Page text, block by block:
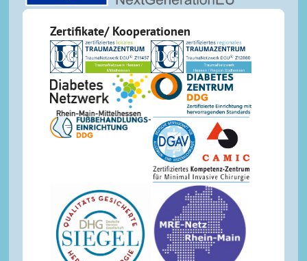
Zertifikate/ Kooperationen